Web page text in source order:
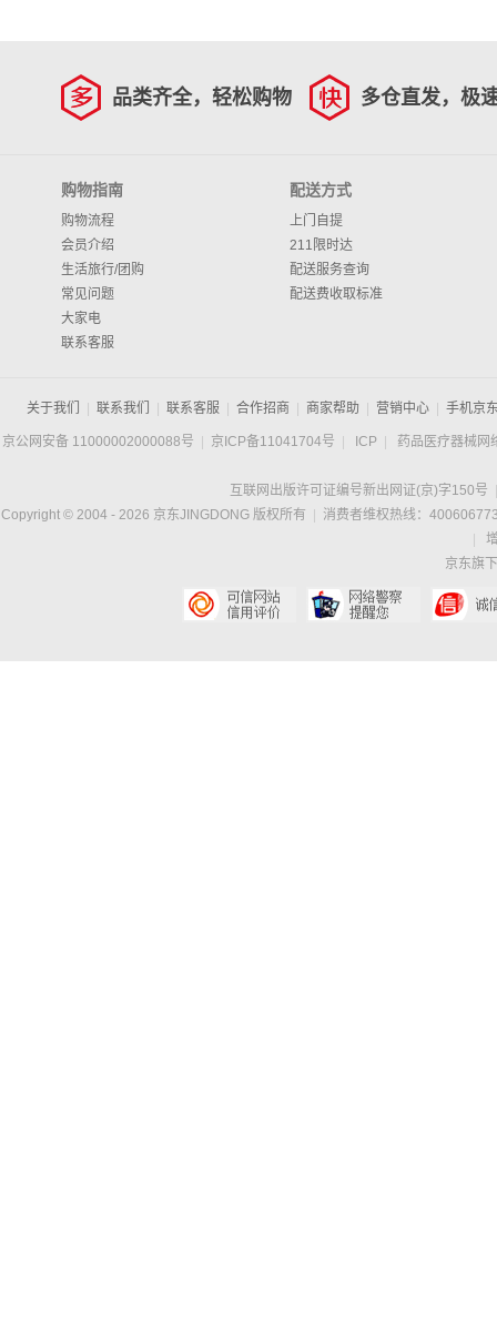
品类齐全，轻松购物 多仓直发，极
购物指南
购物流程
会员介绍
生活旅行/团购
常见问题
大家电
联系客服
配送方式
上门自提
211限时达
配送服务查询
配送费收取标准
关于我们 联系我们 联系客服 合作招商 商家帮助 营销中心 手机京
京公网安备 11000002000088号 京ICP备11041704号 ICP 药品医疗器械网
互联网出版许可证编号新出网证(京)字150号
Copyright © 2004 - 2026 京东JINGDONG 版权所有
消费者维权热线：
京东旗